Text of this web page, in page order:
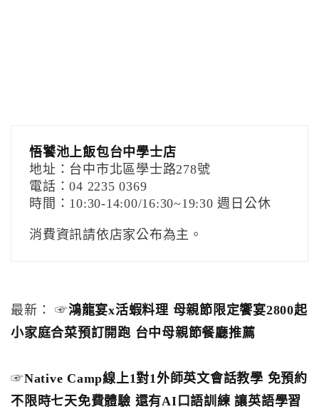
悟饕池上飯包台中學士店
地址：台中市北區學士路278號
電話：04 2235 0369
時間：10:30-14:00/16:30~19:30 週日公休
消費資訊請依店家公布為主。
最新： ☞鴻龍宴x活蝦料理 母親節限定饗宴2800起
小家庭合菜預訂開跑 台中母親節餐廳推薦
☞Native Camp線上1對1外師英文會話教學 免預約
不限時七天免費體驗 還有AI口語訓練 讓英語學習